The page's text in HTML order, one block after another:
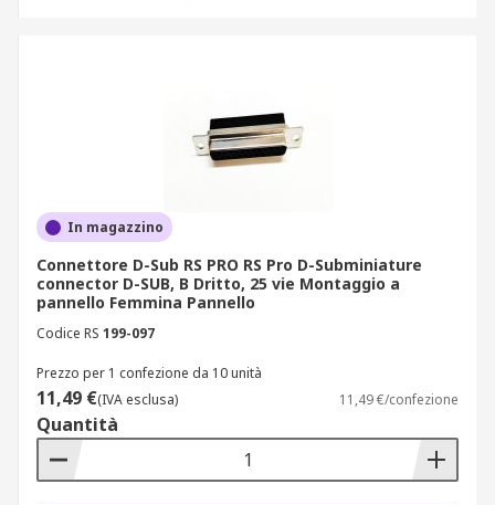
In magazzino
Connettore D-Sub RS PRO RS Pro D-Subminiature
connector D-SUB, B Dritto, 25 vie Montaggio a
pannello Femmina Pannello
Codice RS 199-097
Prezzo per 1 confezione da 10 unità
11,49 €(IVA esclusa) 11,49 €/confezione
Quantità